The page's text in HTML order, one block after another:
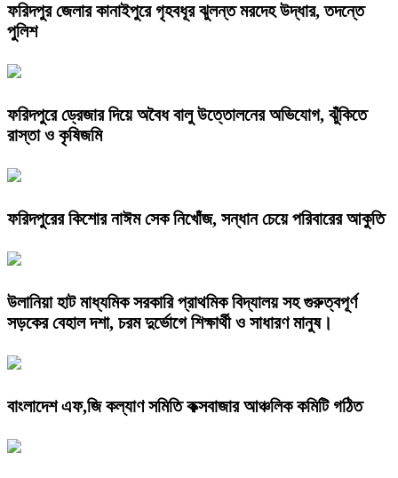
ফরিদপুর জেলার কানাইপুরে গৃহবধূর ঝুলন্ত মরদেহ উদ্ধার, তদন্তে
পুলিশ
ফরিদপুরে ড্রেজার দিয়ে অবৈধ বালু উত্তোলনের অভিযোগ, ঝুঁকিতে
রাস্তা ও কৃষিজমি
ফরিদপুরের কিশোর নাঈম সেক নিখোঁজ, সন্ধান চেয়ে পরিবারের আকুতি
উলানিয়া হাট মাধ্যমিক সরকারি প্রাথমিক বিদ্যালয় সহ গুরুত্বপূর্ণ
সড়কের বেহাল দশা, চরম দুর্ভোগে শিক্ষার্থী ও সাধারণ মানুষ।
বাংলাদেশ এফ,জি কল্যাণ সমিতি কক্সবাজার আঞ্চলিক কমিটি গঠিত